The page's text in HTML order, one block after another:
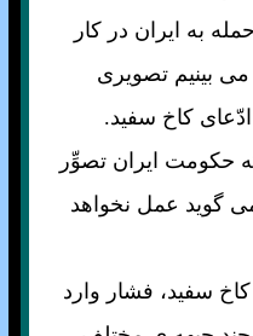
به ايران در کار
بينيم تصويری
کاخ سفيد.
حکومت ايران تصوِّر
گويد عمل نخواهد
سفيد، فشار وارد